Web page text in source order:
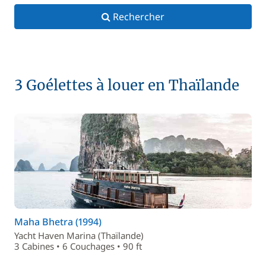
Rechercher
3 Goélettes à louer en Thaïlande
Maha Bhetra (1994)
Yacht Haven Marina (Thaïlande)
3 Cabines • 6 Couchages • 90 ft